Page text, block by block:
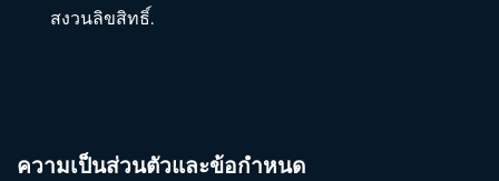
สงวนลิขสิทธิ์.
ความเป็นส่วนตัวและข้อกำหนด